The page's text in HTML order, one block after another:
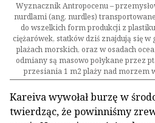
Wyznacznik Antropocenu –
nurdlami (ang. nurdles)
do wszelkich form produkcji z
ciężarówek, statków dziś znajdują się
plażach morskich, oraz w osadach
odmiany są masowo połykane przez
przesiania 1 m2 plaży nad morzem
Kareiva wywołał burzę w
twierdząc, że powinniśmy